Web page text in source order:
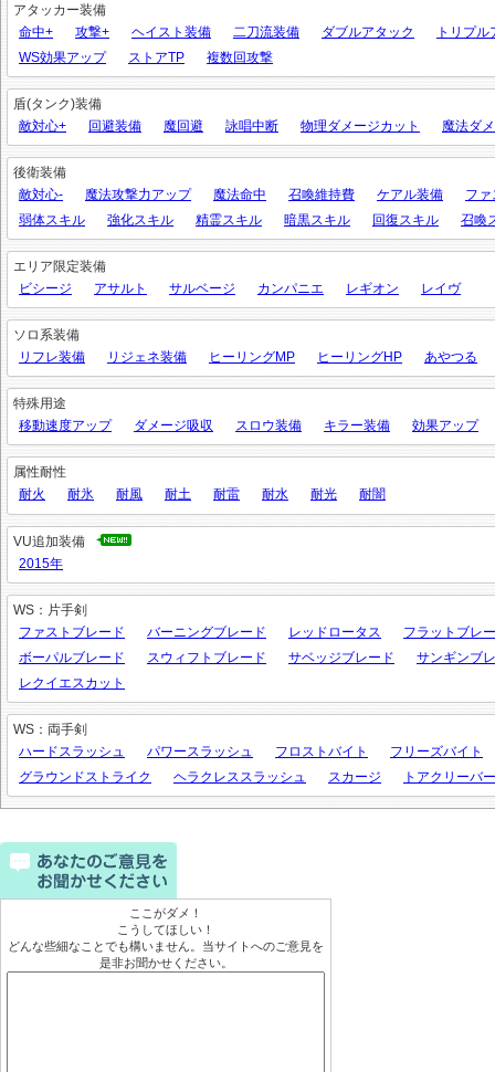
アタッカー装備
命中+
攻撃+ ヘイスト装備 二刀流装備 ダブルアタック
トリプル
WS効果アップ
ストアTP 複数回攻撃
盾(タンク)装備
敵対心+
回避装備 魔回避 詠唱中断 物理ダメージカット 魔法ダ
後衛装備
敵対心-
魔法攻撃力アップ 魔法命中 召喚維持費 ケアル装備
フ
弱体スキル
強化スキル 精霊スキル 暗黒スキル 回復スキル 召喚
エリア限定装備
ビシージ
アサルト サルベージ カンパニエ レギオン レイヴ
ソロ系装備
リフレ装備
リジェネ装備 ヒーリングMP ヒーリングHP あやつる
特殊用途
移動速度アップ
ダメージ吸収 スロウ装備 キラー装備 効果アップ
属性耐性
耐火
耐氷 耐風 耐土 耐雷 耐水 耐光 耐闇
VU追加装備
2015年
WS：片手剣
ファストブレード
バーニングブレード レッドロータス
フラットブレ
ボーパルブレード
スウィフトブレード サベッジブレード
サンギンブ
レクイエスカット
WS：両手剣
ハードスラッシュ
パワースラッシュ フロストバイト
フリーズバイト
グラウンドストライク
ヘラクレススラッシュ スカージ トアクリーバー
ここがダメ！
こうしてほしい！
どんな些細なことでも構いません。当サイトへのご意見を
是非お聞かせください。